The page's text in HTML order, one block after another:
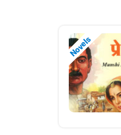
Novels